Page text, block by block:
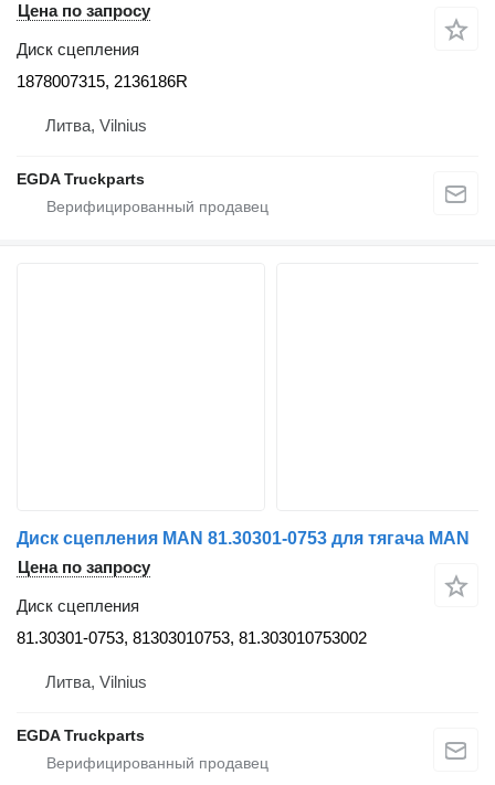
Цена по запросу
Диск сцепления
1878007315, 2136186R
Литва, Vilnius
EGDA Truckparts
Диск сцепления MAN 81.30301-0753 для тягача MAN
Цена по запросу
Диск сцепления
81.30301-0753, 81303010753, 81.303010753002
Литва, Vilnius
EGDA Truckparts